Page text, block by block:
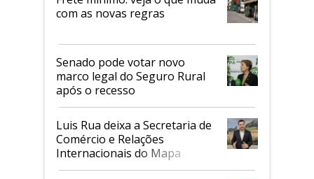
com as novas regras
Senado pode votar novo
marco legal do Seguro Rural
após o recesso
Luis Rua deixa a Secretaria de
Comércio e Relações
Internacionais do Mapa